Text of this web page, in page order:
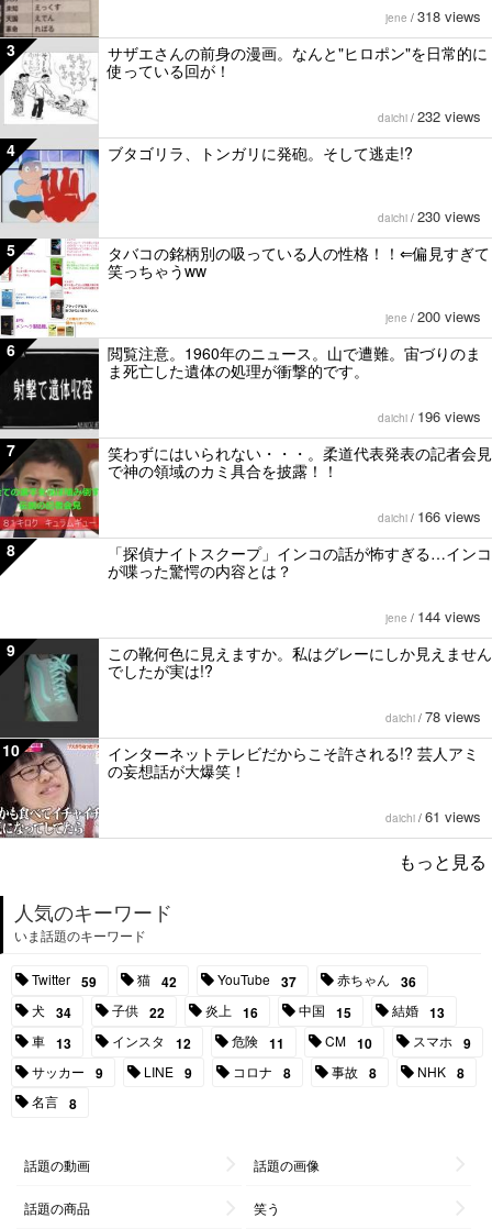
jene / 318 views
3
サザエさんの前身の漫画。なんと"ヒロポン"を日常的に
使っている回が！
daichi / 232 views
4 ブタゴリラ、トンガリに発砲。そして逃走!?
daichi / 230 views
5
タバコの銘柄別の吸っている人の性格！！⇐偏見すぎて
笑っちゃうww
jene / 200 views
6
閲覧注意。1960年のニュース。山で遭難。宙づりのま
ま死亡した遺体の処理が衝撃的です。
daichi / 196 views
7
笑わずにはいられない・・・。柔道代表発表の記者会見
で神の領域のカミ具合を披露！！
daichi / 166 views
8
「探偵ナイトスクープ」インコの話が怖すぎる…インコ
が喋った驚愕の内容とは？
jene / 144 views
9
この靴何色に見えますか。私はグレーにしか見えません
でしたが実は!?
daichi / 78 views
10
インターネットテレビだからこそ許される!? 芸人アミ
の妄想話が大爆笑！
daichi / 61 views
もっと見る
人気のキーワード
いま話題のキーワード
Twitter 59 猫 42 YouTube 37 赤ちゃん 36
犬 34 子供 22 炎上 16 中国 15 結婚 13
車 13 インスタ 12 危険 11 CM 10 スマホ 9
サッカー 9 LINE 9 コロナ 8 事故 8 NHK 8
名言 8
話題の動画 話題の画像
話題の商品 笑う